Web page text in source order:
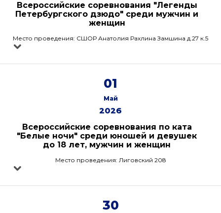
Всероссийские соревнования "Легенды
Петербургского дзюдо" среди мужчин и
женщин
Место проведения: СШОР Анатолия Рахлина Замшина д.27 к.5
01
Май
2026
Всероссийские соревнования по ката
"Белые ночи" среди юношей и девушек
до 18 лет, мужчин и женщин
Место проведения: Лиговский 208
30